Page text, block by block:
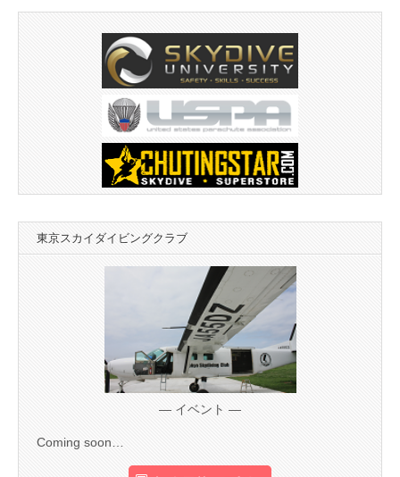
東京スカイダイビングクラブ
— イベント —
Coming soon…